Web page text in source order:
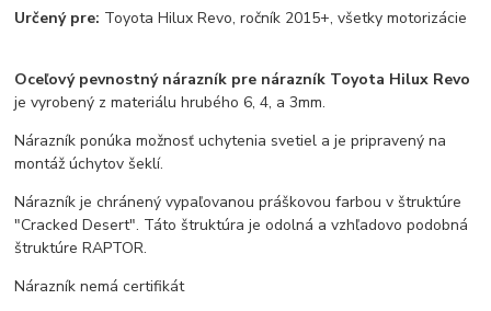
Určený pre: Toyota Hilux Revo, ročník 2015+, všetky motorizácie
Oceľový pevnostný nárazník pre nárazník Toyota Hilux Revo
je vyrobený z materiálu hrubého 6, 4, a 3mm.
Nárazník ponúka možnosť uchytenia svetiel a je pripravený na
montáž úchytov šeklí.
Nárazník je chránený vypaľovanou práškovou farbou v štruktúre
"Cracked Desert". Táto štruktúra je odolná a vzhľadovo podobná
štruktúre RAPTOR.
Nárazník nemá certifikát